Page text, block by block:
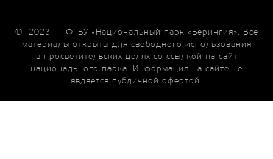
© 2023 — ФГБУ «Национальный парк «Берингия». Все
материалы открыты для свободного использования
в просветительских целях со ссылкой на сайт
национального парка. Информация на сайте не
является публичной офертой.